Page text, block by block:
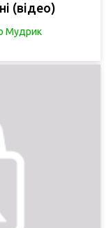
(відео)
Мудрик